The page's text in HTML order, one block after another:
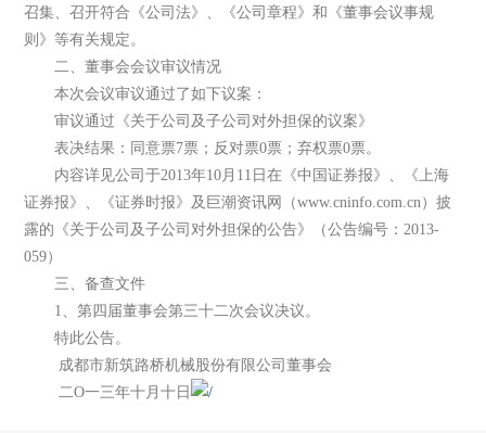
召集、召开符合《公司法》、《公司章程》和《董事会议事规
则》等有关规定。
二、董事会会议审议情况
本次会议审议通过了如下议案：
审议通过《关于公司及子公司对外担保的议案》
表决结果：同意票7票；反对票0票；弃权票0票。
内容详见公司于2013年10月11日在《中国证券报》、《上海
证券报》、《证券时报》及巨潮资讯网（www.cninfo.com.cn）披
露的《关于公司及子公司对外担保的公告》（公告编号：2013-
059）
三、备查文件
1、第四届董事会第三十二次会议决议。
特此公告。
成都市新筑路桥机械股份有限公司董事会
二O一三年十月十日